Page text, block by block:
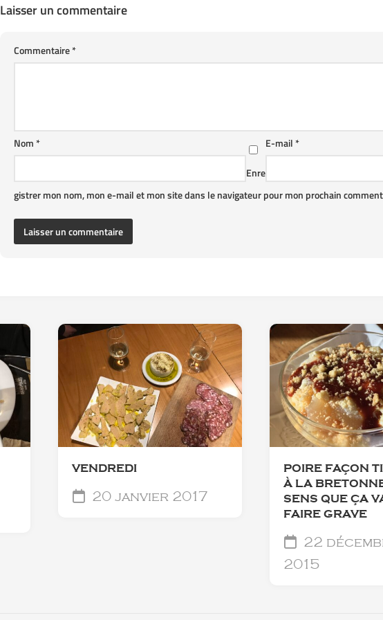
Laisser un commentaire
Commentaire*
E-mail*
Nom*
Enre
gistrer mon nom, mon e-mail et mon site dans le navigateur pour mon prochain
VENDREDI
20 janvier 2017
POIRE FAÇON
À LA
SENS QUE ÇA
FAIRE GRAVE
22
2015